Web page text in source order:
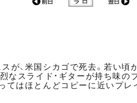
が、米国シカゴで死去。若い
なスライド・ギターが持ち味
てはほとんどコピーに近いプ